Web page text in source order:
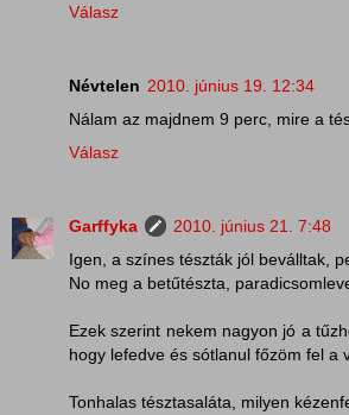
Válasz
Névtelen 2010. június 19. 12:34
Nálam az majdnem 9 perc, mire a
Válasz
Garffyka
2010. június 21. 7:48
Igen, a színes tészták jól beválltak,
No meg a betűtészta,
Ezek szerint nekem nagyon jó a
hogy lefedve és sótlanul főzöm fel a
Tonhalas tésztasaláta, milyen